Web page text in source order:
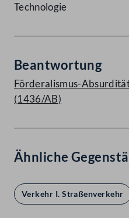
Technologie
Beantwortung
Förderalismus-
(1436/AB)
Ähnliche
Verkehr I. Straßenverkehr